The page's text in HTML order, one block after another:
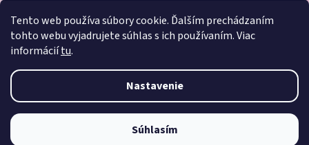
Tento web používa súbory cookie. Ďalším prechádzaním
tohto webu vyjadrujete súhlas s ich používaním. Viac
informáciítu.
Nastavenie
Súhlasím
Vytvoril Shoptet